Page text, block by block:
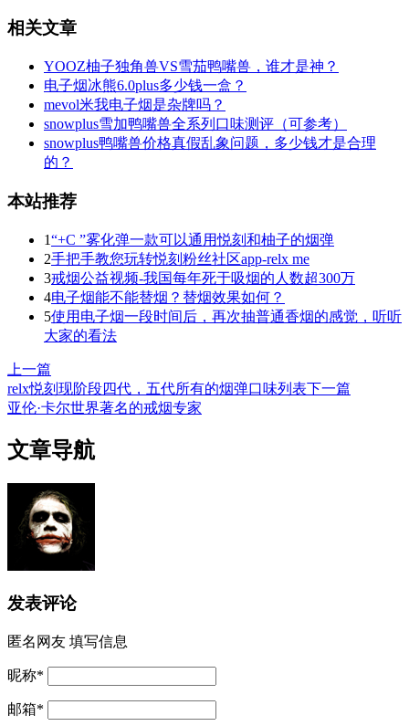
相关文章
YOOZ柚子独角兽VS雪茄鸭嘴兽，谁才是神？
电子烟冰熊6.0plus多少钱一盒？
mevol米我电子烟是杂牌吗？
snowplus雪加鸭嘴兽全系列口味测评（可参考）
snowplus鸭嘴兽价格真假乱象问题，多少钱才是合理
的？
本站推荐
1“+C ”雾化弹一款可以通用悦刻和柚子的烟弹
2手把手教您玩转悦刻粉丝社区app-relx me
3戒烟公益视频-我国每年死于吸烟的人数超300万
4电子烟能不能替烟？替烟效果如何？
5使用电子烟一段时间后，再次抽普通香烟的感觉，听听
大家的看法
上一篇
relx悦刻现阶段四代，五代所有的烟弹口味列表下一篇
亚伦·卡尔世界著名的戒烟专家
文章导航
发表评论
匿名网友 填写信息
昵称*
邮箱*